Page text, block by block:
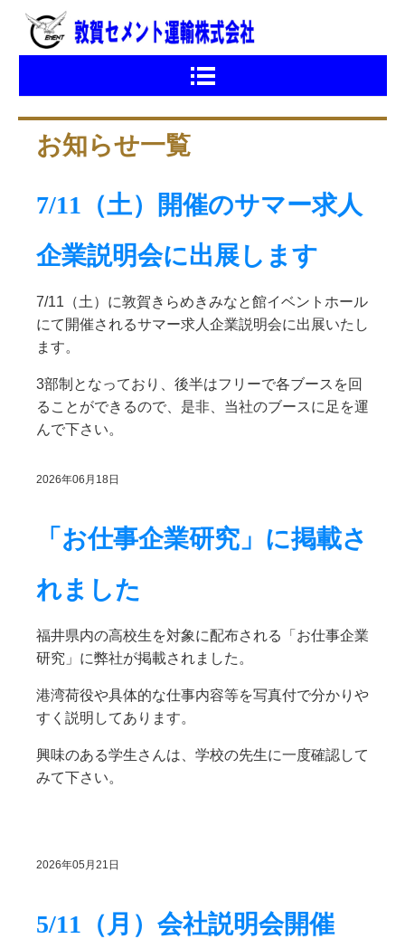
お知らせ一覧
7/11（土）開催のサマー求人
企業説明会に出展します
7/11（土）に敦賀きらめきみなと館イベントホール
にて開催されるサマー求人企業説明会に出展いたし
ます。
3部制となっており、後半はフリーで各ブースを回
ることができるので、是非、当社のブースに足を運
んで下さい。
2026年06月18日
「お仕事企業研究」に掲載さ
れました
福井県内の高校生を対象に配布される「お仕事企業
研究」に弊社が掲載されました。
港湾荷役や具体的な仕事内容等を写真付で分かりや
すく説明してあります。
興味のある学生さんは、学校の先生に一度確認して
みて下さい。
2026年05月21日
5/11（月）会社説明会開催